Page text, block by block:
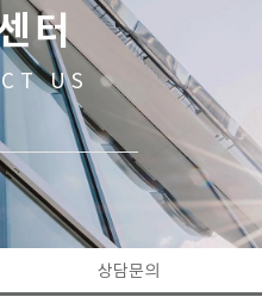
터
US
상담문의